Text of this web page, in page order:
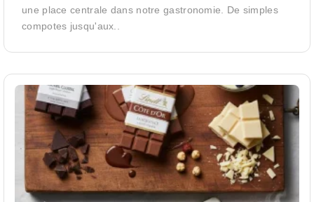
une place centrale dans notre gastronomie. De simples
compotes jusqu'aux..